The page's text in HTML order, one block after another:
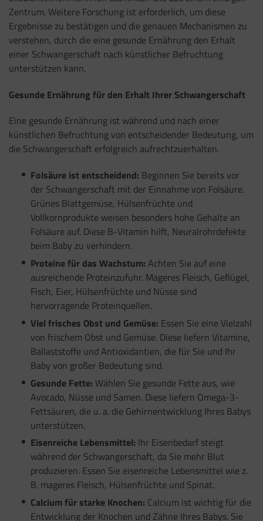
Zentrum. Weitere Forschung ist erforderlich, um diese
Ergebnisse zu bestätigen und die genauen Mechanismen zu
verstehen, durch die eine gesunde Ernährung den Erhalt
einer Schwangerschaft nach künstlicher Befruchtung
unterstützen kann.
Gesunde Ernährung für den Erhalt Ihrer Schwangerschaft
Eine gesunde Ernährung ist während und nach einer
künstlichen Befruchtung von entscheidender Bedeutung, um
die Schwangerschaft erfolgreich aufrechtzuerhalten.
Folsäure ist entscheidend: Beginnen Sie bereits vor
der Schwangerschaft mit der Einnahme von Folsäure.
Grünes Blattgemüse, Hülsenfrüchte und
Vollkornprodukte weisen besonders hohe Gehalte an
Folsäure auf. Diese B-Vitamin hilft, Neuralrohrdefekte
beim Baby zu verhindern.
Proteine für das Wachstum: Achten Sie auf eine
ausreichende Proteinzufuhr. Mageres Fleisch, Geflügel,
Fisch, Eier, Hülsenfrüchte und Nüsse sind
hervorragende Proteinquellen.
Viel frisches Obst und Gemüse: Essen Sie eine Vielzahl
von frischem Obst und Gemüse. Diese liefern Vitamine,
Ballaststoffe und Antioxidantien, die für Sie und Ihr
Baby von großer Bedeutung sind.
Gesunde Fette: Wählen Sie gesunde Fette aus, wie
Avocado, Nüsse und Samen. Diese liefern Omega-3-
Fettsäuren, die u. a. die Gehirnentwicklung Ihres Babys
unterstützen.
Eisenreiche Lebensmittel: Ihr Eisenbedarf steigt
während der Schwangerschaft, da Sie mehr Blut
produzieren. Essen Sie eisenreiche Lebensmittel wie z.
B. mageres Fleisch, Hülsenfrüchte und Spinat.
Calcium für starke Knochen: Calcium ist wichtig für die
Entwicklung der Knochen und Zähne Ihres Babys. Sie